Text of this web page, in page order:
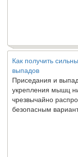
Как получить
выпадов
Приседания и
укрепления мышц
чрезвычайно
безопасным